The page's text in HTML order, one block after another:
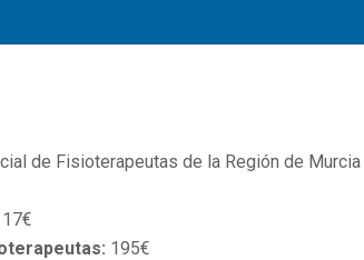
de Fisioterapeutas de la Región de
195€